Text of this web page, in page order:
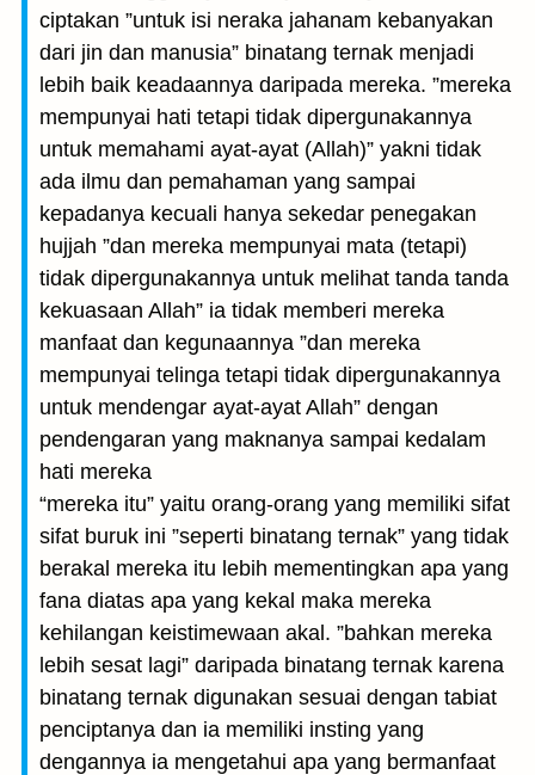
ciptakan ”untuk isi neraka jahanam kebanyakan
dari jin dan manusia” binatang ternak menjadi
lebih baik keadaannya daripada mereka. ”mereka
mempunyai hati tetapi tidak dipergunakannya
untuk memahami ayat-ayat (Allah)” yakni tidak
ada ilmu dan pemahaman yang sampai
kepadanya kecuali hanya sekedar penegakan
hujjah ”dan mereka mempunyai mata (tetapi)
tidak dipergunakannya untuk melihat tanda tanda
kekuasaan Allah” ia tidak memberi mereka
manfaat dan kegunaannya ”dan mereka
mempunyai telinga tetapi tidak dipergunakannya
untuk mendengar ayat-ayat Allah” dengan
pendengaran yang maknanya sampai kedalam
hati mereka
“mereka itu” yaitu orang-orang yang memiliki sifat
sifat buruk ini ”seperti binatang ternak” yang tidak
berakal mereka itu lebih mementingkan apa yang
fana diatas apa yang kekal maka mereka
kehilangan keistimewaan akal. ”bahkan mereka
lebih sesat lagi” daripada binatang ternak karena
binatang ternak digunakan sesuai dengan tabiat
penciptanya dan ia memiliki insting yang
dengannya ia mengetahui apa yang bermanfaat